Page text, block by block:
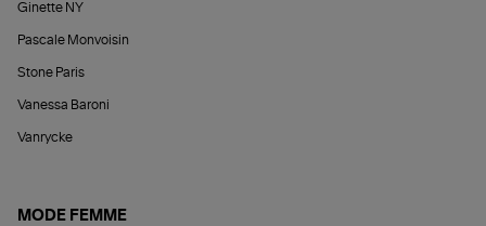
Ginette NY
Pascale Monvoisin
Stone Paris
Vanessa Baroni
Vanrycke
MODE FEMME